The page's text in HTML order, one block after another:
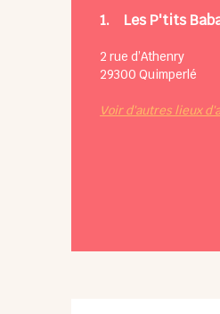
1. Les P'tits
2 rue d’Athenry
29300 Quimperlé
Voir d'autres lieux